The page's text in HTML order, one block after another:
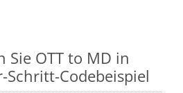
Sie OTT to MD in
Schritt-Codebeispiel